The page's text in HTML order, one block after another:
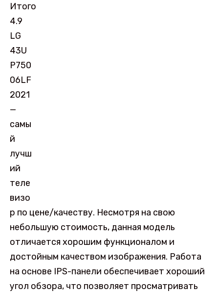
Итого
4.9
LG
43U
P750
06LF
2021
—
самы
й
лучш
ий
теле
визо
р по цене/качеству. Несмотря на свою
небольшую стоимость, данная модель
отличается хорошим функционалом и
достойным качеством изображения. Работа
на основе IPS-панели обеспечивает хороший
угол обзора, что позволяет просматривать